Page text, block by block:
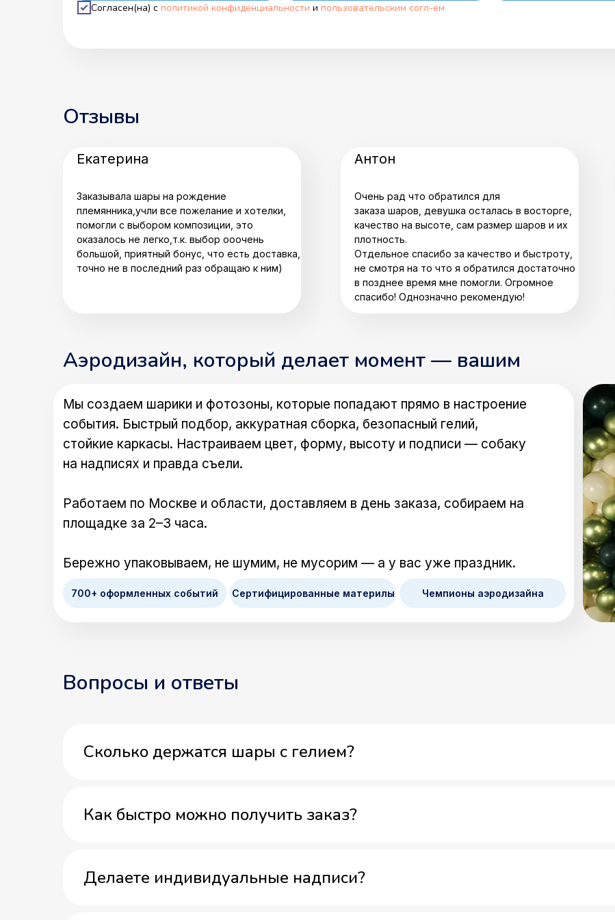
Согласен(на) с политикой конфиденциальности и пользовательским согл-ем
Отзывы
Заказывала шары на рождение
племянника,учли все пожелание и хотелки,
помогли с выбором композиции, это
оказалось не легко,т.к. выбор ооочень
большой, приятный бонус, что есть доставка,
точно не в последний раз обращаю к ним)
Екатерина
Очень рад что обратился для
заказа шаров, девушка осталась в восторге,
качество на высоте, сам размер шаров и их
плотность.
Отдельное спасибо за качество и быстроту,
не смотря на то что я обратился достаточно
в позднее время мне помогли. Огромное
спасибо! Однозначно рекомендую!
Антон
Аэродизайн, который делает момент — вашим
Мы создаем шарики и фотозоны, которые попадают прямо в настроение
события. Быстрый подбор, аккуратная сборка, безопасный гелий,
стойкие каркасы. Настраиваем цвет, форму, высоту и подписи — собаку
на надписях и правда съели.
Работаем по Москве и области, доставляем в день заказа, собираем на
площадке за 2–3 часа.
Бережно упаковываем, не шумим, не мусорим — а у вас уже праздник.
Чемпионы аэродизайна
Сертифицированные материлы
700+ оформленных событий
Вопросы и ответы
Сколько держатся шары с гелием?
Как быстро можно получить заказ?
Делаете индивидуальные надписи?